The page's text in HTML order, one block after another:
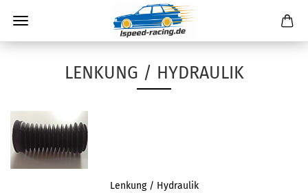
LENKUNG / HYDRAULIK
Lenkung / Hydraulik